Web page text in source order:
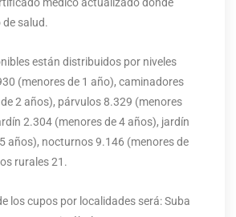
salud.
están distribuidos por niveles
(menores de 1 año), caminadores
2 años), párvulos 8.329 (menores
2.304 (menores de 4 años), jardín
años), nocturnos 9.146 (menores de
rurales 21.
los cupos por localidades será: Suba